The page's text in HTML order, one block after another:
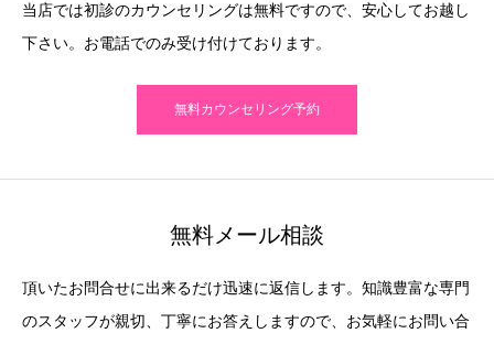
当店では初診のカウンセリングは無料ですので、安心してお越し
下さい。お電話でのみ受け付けております。
無料カウンセリング予約
無料メール相談
頂いたお問合せに出来るだけ迅速に返信します。知識豊富な専門
のスタッフが親切、丁寧にお答えしますので、お気軽にお問い合